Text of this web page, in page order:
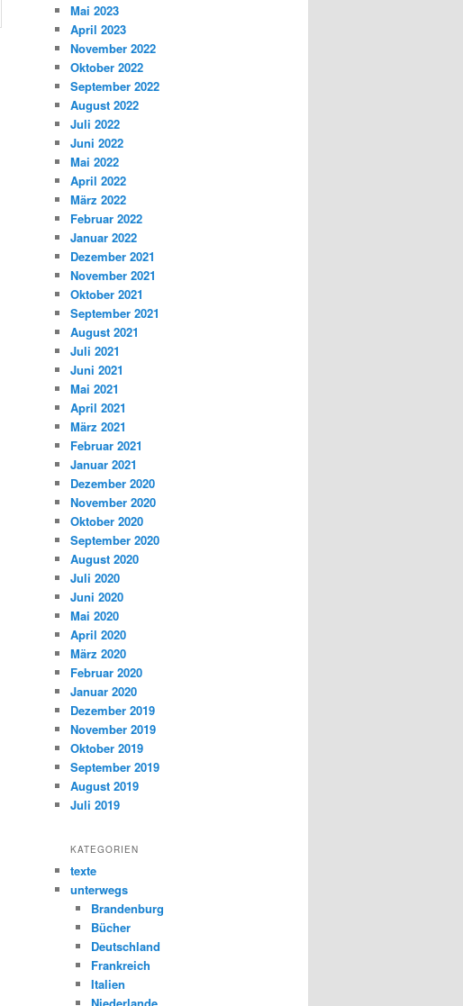
Mai 2023
April 2023
November 2022
Oktober 2022
September 2022
August 2022
Juli 2022
Juni 2022
Mai 2022
April 2022
März 2022
Februar 2022
Januar 2022
Dezember 2021
November 2021
Oktober 2021
September 2021
August 2021
Juli 2021
Juni 2021
Mai 2021
April 2021
März 2021
Februar 2021
Januar 2021
Dezember 2020
November 2020
Oktober 2020
September 2020
August 2020
Juli 2020
Juni 2020
Mai 2020
April 2020
März 2020
Februar 2020
Januar 2020
Dezember 2019
November 2019
Oktober 2019
September 2019
August 2019
Juli 2019
KATEGORIEN
texte
unterwegs
Brandenburg
Bücher
Deutschland
Frankreich
Italien